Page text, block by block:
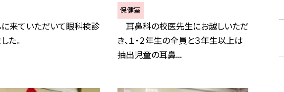
来ていただいて眼科検診
た。
保健室
耳鼻科の校医先生にお越しいただ
き、１・２年生の全員と３年生以上は
抽出児童の耳鼻...